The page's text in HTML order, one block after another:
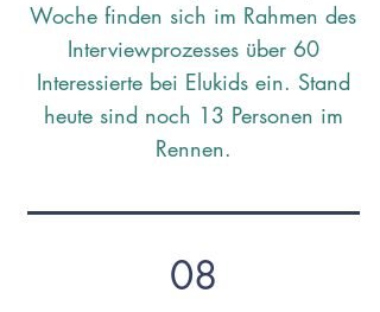
Woche finden sich im Rahmen des
Interviewprozesses über 60
Interessierte bei Elukids ein. Stand
heute sind noch 13 Personen im
Rennen.
08